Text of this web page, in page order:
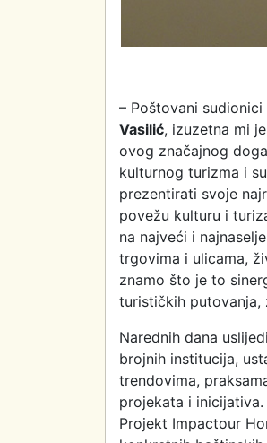
– Poštovani
Vasilić, izuzetna mi
ovog značajnog
kulturnog turizma i
prezentirati svoje
povežu kulturu i
na najveći i
trgovima i ulicama,
znamo što je to
turističkih putovanja,
Narednih dana
brojnih institucija,
trendovima,
projekata i
Projekt Impactour